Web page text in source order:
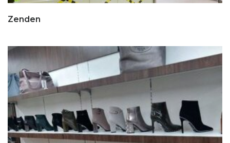
Zenden